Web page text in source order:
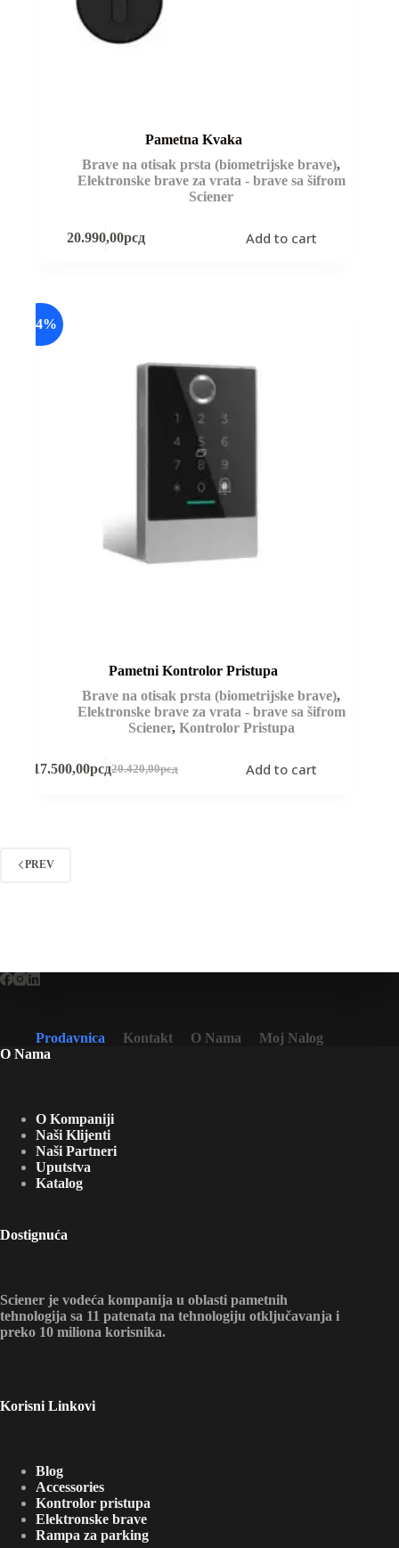
Pametna Kvaka
Brave na otisak prsta (biometrijske brave),
Elektronske brave za vrata - brave sa šifrom
Sciener
20.990,00рсд Add to cart
-14%
Pametni Kontrolor Pristupa
Brave na otisak prsta (biometrijske brave),
Elektronske brave za vrata - brave sa šifrom
Sciener, Kontrolor Pristupa
20.420,00рсд
Original
17.500,00рсдCurrent
Add to cart
PREV
Prodavnica Kontakt O Nama
Moj Nalog
O Nama
O Kompaniji
Naši Klijenti
Naši Partneri
Uputstva
Katalog
Dostignuća
Sciener je vodeća kompanija u oblasti pametnih
tehnologija sa 11 patenata na tehnologiju otključavanja i
preko 10 miliona korisnika.
Korisni Linkovi
Blog
Accessories
Kontrolor pristupa
Elektronske brave
Rampa za parking